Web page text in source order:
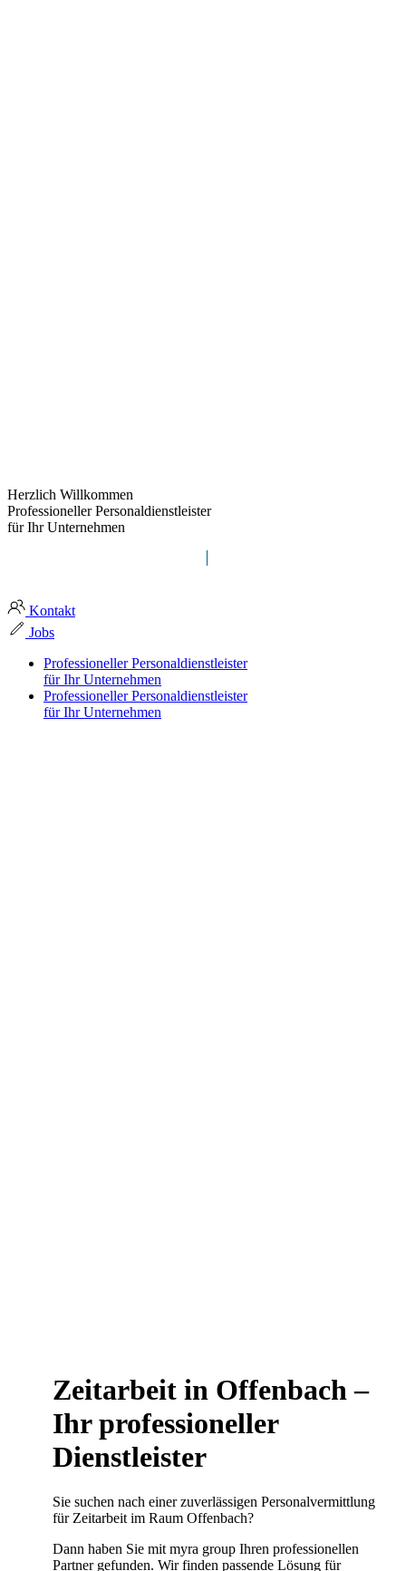
Herzlich Willkommen
Professioneller Personaldienstleister
für Ihr Unternehmen
Kontakt
Jobs
Professioneller Personaldienstleister
für Ihr Unternehmen
Professioneller Personaldienstleister
für Ihr Unternehmen
Zeitarbeit in Offenbach –
Ihr professioneller
Dienstleister
Sie suchen nach einer zuverlässigen Personalvermittlung
für Zeitarbeit im Raum Offenbach?
Dann haben Sie mit myra group Ihren professionellen
Partner gefunden. Wir finden passende Lösung für